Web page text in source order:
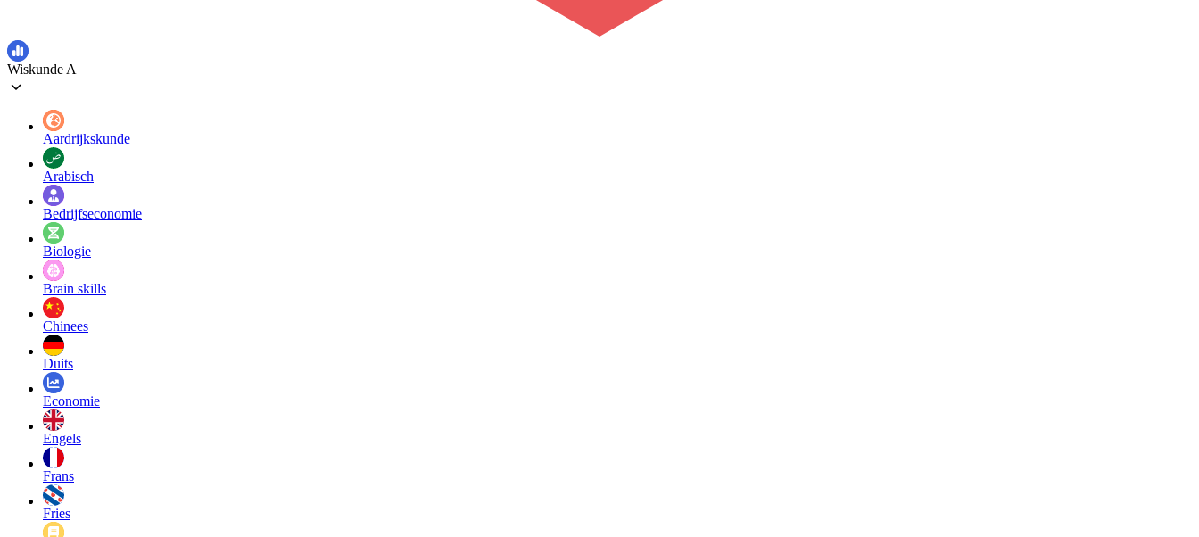
Wiskunde A
Aardrijkskunde
Arabisch
Bedrijfseconomie
Biologie
Brain skills
Chinees
Duits
Economie
Engels
Frans
Fries